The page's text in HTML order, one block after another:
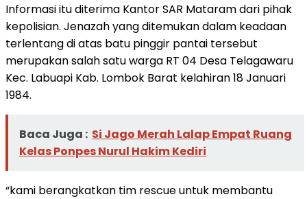
Informasi itu diterima Kantor SAR Mataram dari pihak
kepolisian. Jenazah yang ditemukan dalam keadaan
terlentang di atas batu pinggir pantai tersebut
merupakan salah satu warga RT 04 Desa Telagawaru
Kec. Labuapi Kab. Lombok Barat kelahiran 18 Januari
1984.
Baca Juga : Si Jago Merah Lalap Empat Ruang
Kelas Ponpes Nurul Hakim Kediri
“kami berangkatkan tim rescue untuk membantu